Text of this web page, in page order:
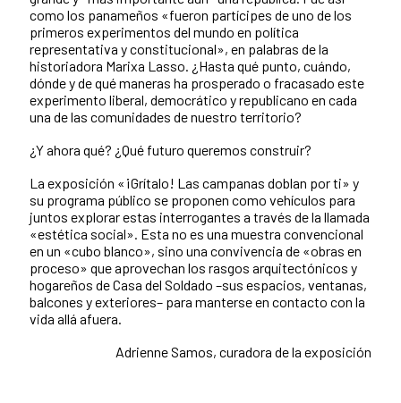
como los panameños «fueron partícipes de uno de los
primeros experimentos del mundo en política
representativa y constitucional», en palabras de la
historiadora Marixa Lasso. ¿Hasta qué punto, cuándo,
dónde y de qué maneras ha prosperado o fracasado este
experimento liberal, democrático y republicano en cada
una de las comunidades de nuestro territorio?
¿Y ahora qué? ¿Qué futuro queremos construir?
La exposición «¡Grítalo! Las campanas doblan por ti» y
su programa público se proponen como vehículos para
juntos explorar estas interrogantes a través de la llamada
«estética social». Esta no es una muestra convencional
en un «cubo blanco», sino una convivencia de «obras en
proceso» que aprovechan los rasgos arquitectónicos y
hogareños de Casa del Soldado –sus espacios, ventanas,
balcones y exteriores– para manterse en contacto con la
vida allá afuera.
Adrienne Samos, curadora de la exposición